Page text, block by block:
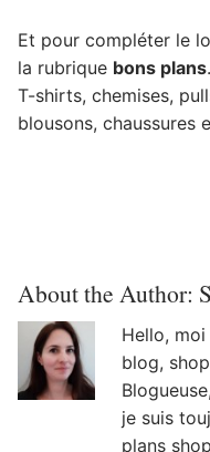
Et pour compléter le
la rubrique bons plans
T-shirts, chemises,
blousons, chaussures
About the Author:
Hello, moi
blog,
je suis
plans